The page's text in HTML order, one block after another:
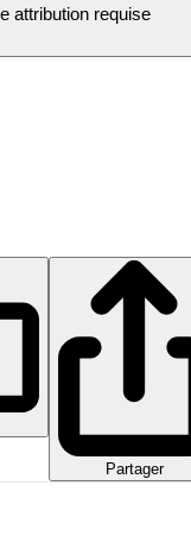
attribution requise
Partager